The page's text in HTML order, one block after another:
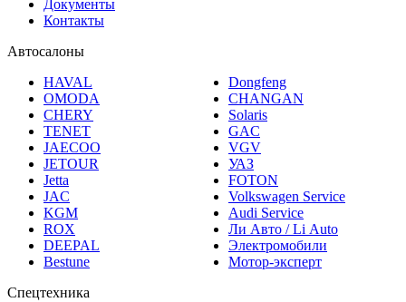
Контакты
OMODA
CHERY
TENET
JAECOO
JETOUR
Jetta
JAC
KGM
ROX
DEEPAL
Bestune
CHANGAN
Solaris
GAC
VGV
УАЗ
FOTON
Volkswagen Service
Audi Service
Ли Авто / Li Auto
Электромобили
Мотор-эксперт